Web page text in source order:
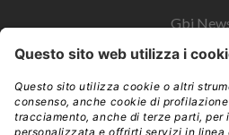
Gbi
Esplora il